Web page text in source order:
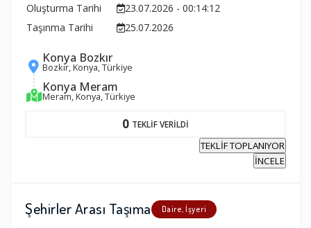
Oluşturma Tarihi
23.07.2026 - 00:14:12
Taşınma Tarihi
25.07.2026
Konya Bozkır
Bozkır, Konya, Türkiye
Konya Meram
Meram, Konya, Türkiye
0 TEKLİF VERİLDİ
TEKLİF TOPLANIYOR
İNCELE
Şehirler Arası Taşıma Daire, İşyeri